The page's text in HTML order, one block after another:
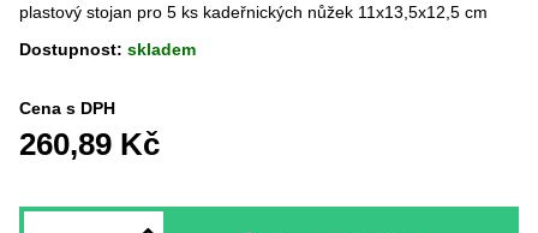
plastový stojan pro 5 ks kadeřnických nůžek 11x13,5x12,5 cm
Dostupnost: skladem
Cena s DPH
260,89 Kč